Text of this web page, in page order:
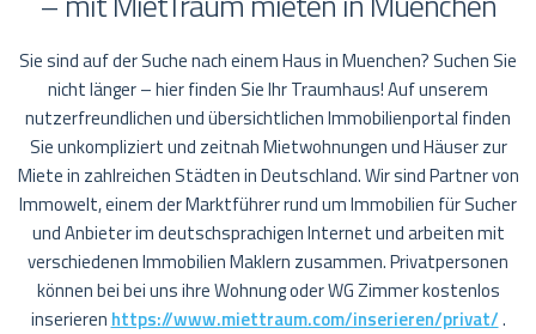
Sie sind auf der Suche nach einem Haus in Muenchen? Suchen Sie
nicht länger – hier finden Sie Ihr Traumhaus! Auf unserem
nutzerfreundlichen und übersichtlichen Immobilienportal finden
Sie unkompliziert und zeitnah Mietwohnungen und Häuser zur
Miete in zahlreichen Städten in Deutschland. Wir sind Partner von
Immowelt, einem der Marktführer rund um Immobilien für Sucher
und Anbieter im deutschsprachigen Internet und arbeiten mit
verschiedenen Immobilien Maklern zusammen. Privatpersonen
können bei bei uns ihre Wohnung oder WG Zimmer kostenlos
inserieren https://www.miettraum.com/inserieren/privat/.